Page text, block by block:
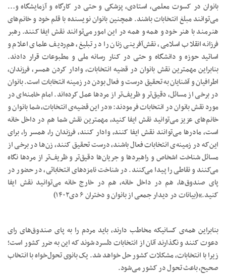
بانوان در کسوت معلمی، استادی، پزشکی و حتی در کارگاه و آزمایشگاه و…
می‌توانند مبلغ انتخابات باشند. همچنین بانوان نویسنده با قلم خود و خانم‌های
هنرمند با هنر خود و همه و همه در این امور می‌توانند نقش ایفا کنند. رهبر
فرزانه انقلاب اسلامی، نقش‌آفرینی زنان را در تبلیغ، هم‌ردیف علمای اعلام و
اساتید حوزه و دانشگاه و حتی در کنار رسانه ملی و مطبوعات قرار دادند.
بنابراین مهمترین نقش بانوان در قضیه انتخابات، وادار کردن همسر، فرزندان،
اطرافیان و آشنایان به تحقیق درست و فعال بودن در زمینه انتخابات است. بانوان
در برخی از مسائل، دقیق‌تر و ظریف‌تر از مردها عمل کرده‌اند. امام خامنه‌ای در
مورد نقش بانوان در انتخابات فرمودند: «در این قضیه‌ی انتخابات، شما بانوان و
خانم‌های عزیز می‌توانید نقش ایفا کنید، مهمترین نقش شما هم در داخل خانه
است، مادرها می‌توانند نقش ایفا کنند، وادار کنند، فرزندان را، همسر را، برای
این‌که در زمینه‌ی انتخابات فعال باشند، درست تحقیق کنند، زن‌ها در برخی از
مسائل شناخت اشخاص و راهبردها و جریان‌ها دقیق‌تر و ظریف‌تر از مردها نگاه
می‌کنند و نقاطی را پیدا می‌کنند. در شناخت نامزدهای انتخاباتی، در حضور در
پای صندوق‌ها، هم در داخل خانه، هم در خارج خانه می‌توانید نقش ایفا
کنید.»(بیانات در دیدار جمعی از بانوان و دختران ۶ دی۱۴۰۲)
بنابراین همه‌ی کسانیکه مخاطب دارند، باید مردم را به پای صندوق‌های رای
دعوت کنند و نگذارند آنان از انتخابات دلسرد شوند که این به ضرر کشور است؛
زیرا با انتخابات، مشکلات کشور حل خواهد شد. یک بانوی تحول‌خواه با انتخاب
صحیح، باعث تحول در کشور می‌شود.